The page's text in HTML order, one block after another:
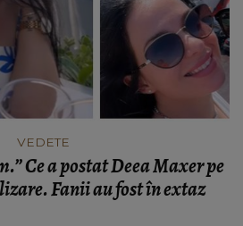
VEDETE
Ce a postat Deea Maxer pe
Fanii au fost în extaz